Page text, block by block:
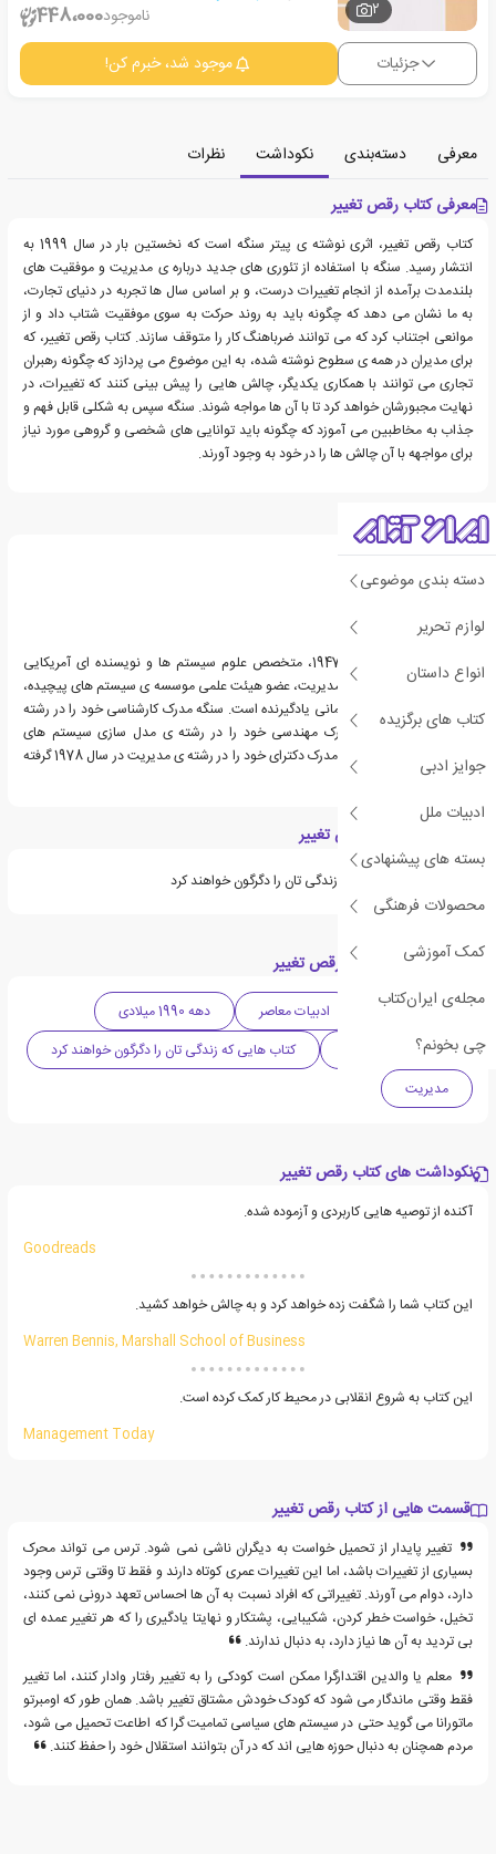
دسته بندی موضوعی
لوازم تحریر
انواع داستان
کتاب های برگزیده
جوایز ادبی
ادبیات ملل
بسته های پیشنهادی
محصولات فرهنگی
کمک آموزشی
مجله‌ی ایران‌کتاب
چی بخونم؟
2
ناموجود448،000
جزئیات موجود شد، خبرم کن!
معرفی دسته‌بندی نکوداشت
نظرات
معرفی کتاب رقص تغییر
کتاب رقص تغییر، اثری نوشته ی پیتر سنگه است که نخستین بار در سال 1999 به
انتشار رسید. سنگه با استفاده از تئوری های جدید درباره ی مدیریت و موفقیت های
بلندمدت برآمده از انجام تغییرات درست، و بر اساس سال ها تجربه در دنیای تجارت،
به ما نشان می دهد که چگونه باید به روند حرکت به سوی موفقیت شتاب داد و از
موانعی اجتناب کرد که می توانند ضرباهنگ کار را متوقف سازند. کتاب رقص تغییر، که
برای مدیران در همه ی سطوح نوشته شده، به این موضوع می پردازد که چگونه رهبران
تجاری می توانند با همکاری یکدیگر، چالش هایی را پیش بینی کنند که تغییرات، در
نهایت مجبورشان خواهد کرد تا با آن ها مواجه شوند. سنگه سپس به شکلی قابل فهم و
جذاب به مخاطبین می آموزد که چگونه باید توانایی های شخصی و گروهی مورد نیاز
برای مواجهه با آن چالش ها را در خود به وجود آورند.
درباره پیتر سنگه
پیتر سنگه، زاده ی سال 1947، متخصص علوم سیستم ها و نویسنده ای آمریکایی
است. او استاد مدرسه ی مدیریت، عضو هیئت علمی موسسه ی سیستم های پیچیده،
و بنیان گذار جامعه ی سازمانی یادگیرنده است. سنگه مدرک کارشناسی خود را در رشته
ی مهندسی هوافضا، مدرک مهندسی خود را در رشته ی مدل سازی سیستم های
اجتماعی در سال 1972، و مدرک دکترای خود را در رشته ی مدیریت در سال 1978 گرفته
است.
ویژگی های کتاب رقص تغییر
در فهرست کتاب هایی که زندگی تان را دگرگون خواهند کرد
دسته بندی های کتاب رقص تغییر
ادبیات آمریکا ادبیات معاصر
دهه 1990 میلادی
تجارت و کسب و کار
کتاب هایی که زندگی تان را دگرگون خواهند کرد
مدیریت
نکوداشت های کتاب رقص تغییر
آکنده از توصیه هایی کاربردی و آزموده شده.
Goodreads
این کتاب شما را شگفت زده خواهد کرد و به چالش خواهد کشید.
Warren Bennis, Marshall School of Business
این کتاب به شروع انقلابی در محیط کار کمک کرده است.
Management Today
قسمت هایی از کتاب رقص تغییر
تغییر پایدار از تحمیل خواست به دیگران ناشی نمی شود. ترس می تواند محرک
بسیاری از تغییرات باشد، اما این تغییرات عمری کوتاه دارند و فقط تا وقتی ترس وجود
دارد، دوام می آورند. تغییراتی که افراد نسبت به آن ها احساس تعهد درونی نمی کنند،
تخیل، خواست خطر کردن، شکیبایی، پشتکار و نهایتا یادگیری را که هر تغییر عمده ای
بی تردید به آن ها نیاز دارد، به دنبال ندارند.
معلم یا والدین اقتدارگرا ممکن است کودکی را به تغییر رفتار وادار کنند، اما تغییر
فقط وقتی ماندگار می شود که کودک خودش مشتاق تغییر باشد. همان طور که اومبرتو
ماتورانا می گوید حتی در سیستم های سیاسی تمامیت گرا که اطاعت تحمیل می شود،
مردم همچنان به دنبال حوزه هایی اند که در آن بتوانند استقلال خود را حفظ کنند.